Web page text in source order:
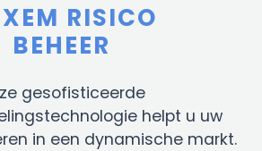
RISICO
BEHEER
gesofisticeerde
helpt u uw
in een dynamische markt.